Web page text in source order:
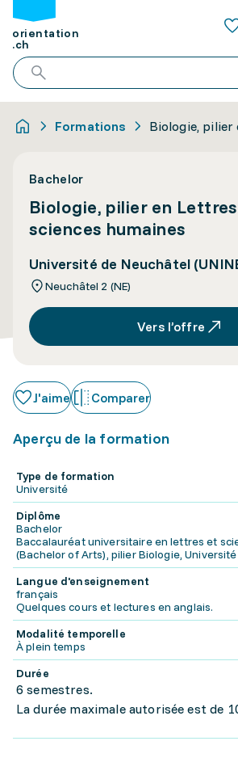
orientation
.ch
Formations Biologie, pilier
Bachelor
Biologie, pilier en
sciences humaines
Université de Neuchâtel
Neuchâtel 2 (NE)
Vers l’offre
J'aime Comparer
Aperçu de la formation
Type de formation
Université
Diplôme
Bachelor
Baccalauréat universitaire en lettres et
(Bachelor of Arts), pilier Biologie,
Langue d'enseignement
français
Quelques cours et lectures en anglais.
Modalité temporelle
À plein temps
Durée
6 semestres.
La durée maximale autorisée est de